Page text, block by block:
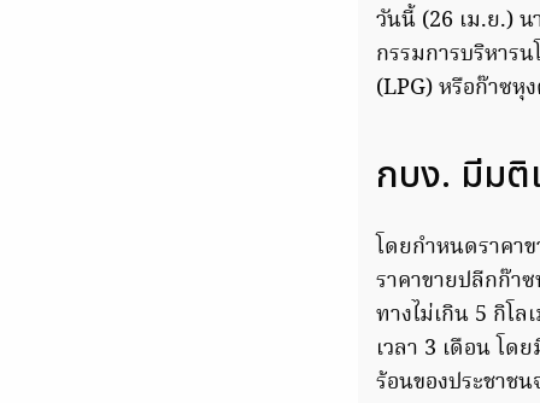
วันนี้ (26 เม.ย.)
กรรมการบริหาร
(LPG) หรือก๊าซหุ
กบง. มีมติ
โดยกำหนดราคา
ราคาขายปลีกก๊า
ทางไม่เกิน 5 กิโ
เวลา 3 เดือน โ
ร้อนของประชาช